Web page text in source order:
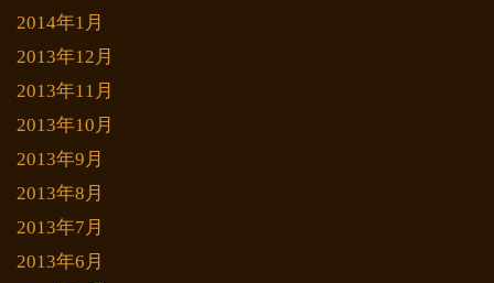
2014年1月
2013年12月
2013年11月
2013年10月
2013年9月
2013年8月
2013年7月
2013年6月